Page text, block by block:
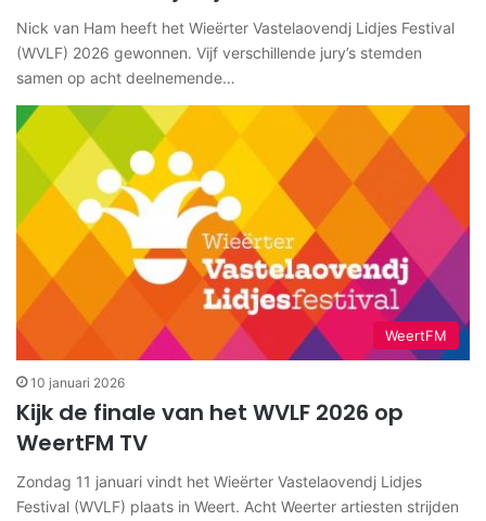
Nick van Ham heeft het Wieërter Vastelaovendj Lidjes Festival
(WVLF) 2026 gewonnen. Vijf verschillende jury’s stemden
samen op acht deelnemende…
WeertFM
10 januari 2026
Kijk de finale van het WVLF 2026 op
WeertFM TV
Zondag 11 januari vindt het Wieërter Vastelaovendj Lidjes
Festival (WVLF) plaats in Weert. Acht Weerter artiesten strijden